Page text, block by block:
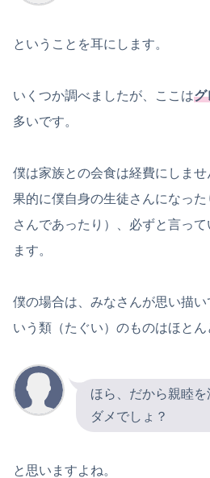
ということを耳にします。
いくつか調べましたが、ここはグ
多いです。
僕は家族との会食は経費にしま
果的に僕自身の生徒さんになっ
さんであったり）、必ずと言っ
ます。
僕の場合は、みなさんが思い描い
いう類（たぐい）のものはほとん
ほら、だから親睦
ダメでしょ？
と思いますよね。